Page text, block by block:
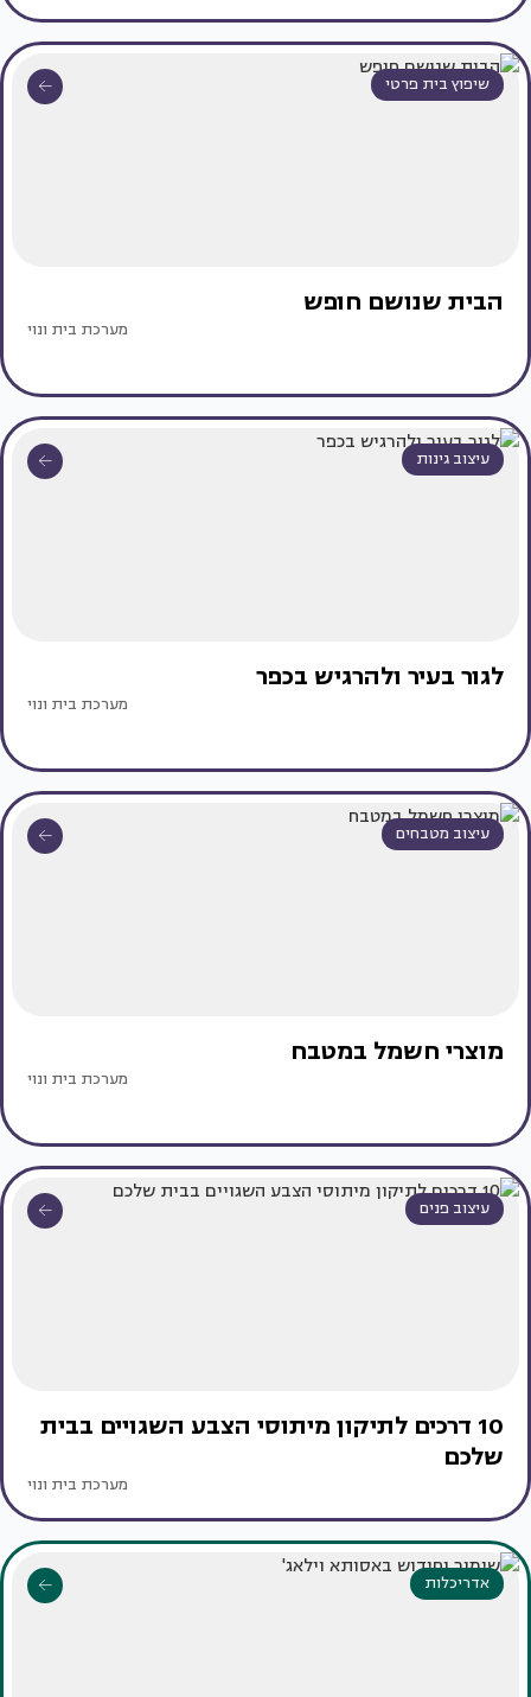
שיפוץ בית פרטי
הבית שנושם חופש
מערכת בית ונוי
עיצוב גינות
לגור בעיר ולהרגיש בכפר
מערכת בית ונוי
עיצוב מטבחים
מוצרי חשמל במטבח
מערכת בית ונוי
עיצוב פנים
10 דרכים לתיקון מיתוסי הצבע השגויים בבית
שלכם
מערכת בית ונוי
אדריכלות